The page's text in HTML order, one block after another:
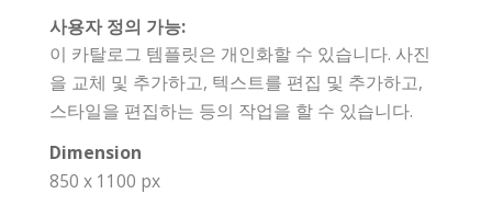
사용자 정의 가능:
이 카탈로그 템플릿은 개인화할 수 있습니다. 사진
을 교체 및 추가하고, 텍스트를 편집 및 추가하고,
스타일을 편집하는 등의 작업을 할 수 있습니다.
Dimension
850 x 1100 px